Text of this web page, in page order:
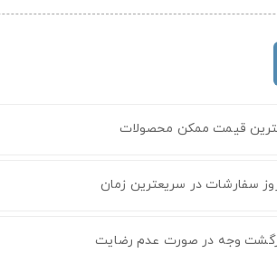
قیمت ممکن محصولات
سفارشات در سریعترین زمان
وجه در صورت عدم رضایت